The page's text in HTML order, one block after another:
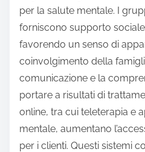
per la salute mentale. I
forniscono supporto
favorendo un senso di
coinvolgimento della
comunicazione e la
portare a risultati di
online, tra cui teleterapia e
mentale, aumentano
per i clienti. Questi sistemi